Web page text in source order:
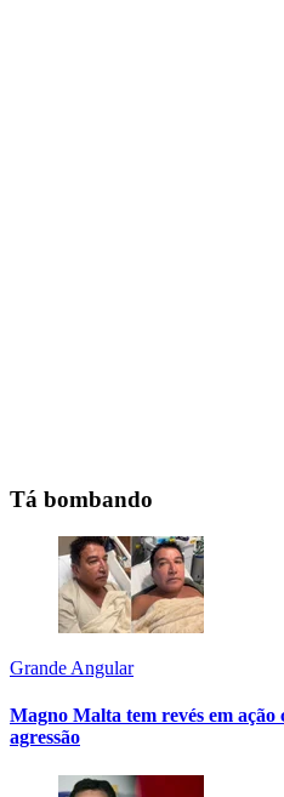
Tá bombando
Grande Angular
Magno Malta tem revés em ação
agressão